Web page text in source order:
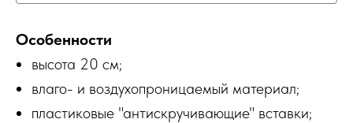
Особенности
высота 20 см;
влаго- и воздухопроницаемый материал;
пластиковые "антискручивающие" вставки;